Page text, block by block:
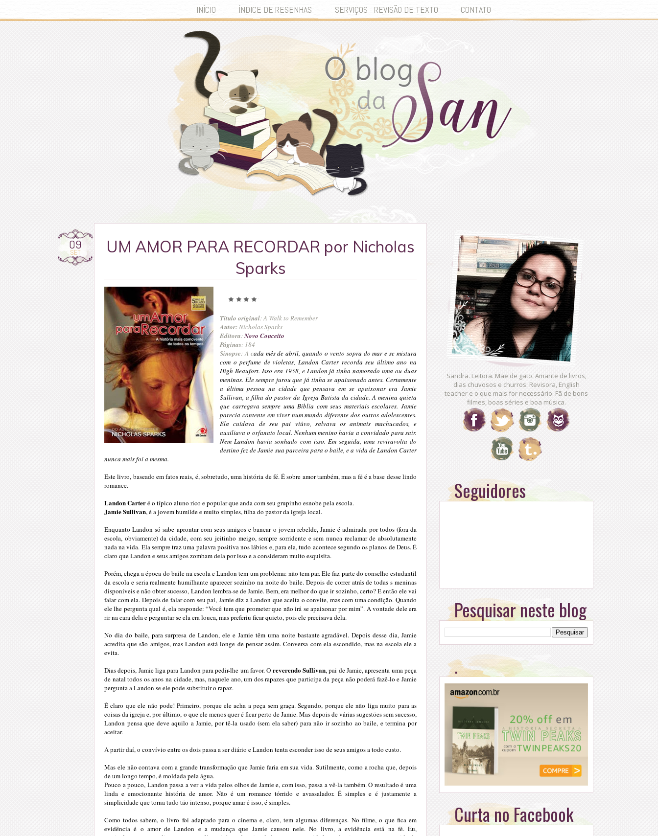
INÍCIO ÍNDICE DE RESENHAS SERVIÇOS - REVISÃO DE TEXTO CONTATO
09
SET
UM AMOR PARA RECORDAR por Nicholas
Sparks
Título original: A Walk to Remember
Autor: Nicholas Sparks
Editora:Novo Conceito
Páginas: 184
Sinopse: A cada mês de abril, quando o vento sopra do mar e se mistura
com o perfume de violetas, Landon Carter recorda seu último ano na
High Beaufort. Isso era 1958, e Landon já tinha namorado uma ou duas
meninas. Ele sempre jurou que já tinha se apaixonado antes. Certamente
a última pessoa na cidade que pensava em se apaixonar era Jamie
Sullivan, a filha do pastor da Igreja Batista da cidade. A menina quieta
que carregava sempre uma Bíblia com seus materiais escolares. Jamie
parecia contente em viver num mundo diferente dos outros adolescentes.
Ela cuidava de seu pai viúvo, salvava os animais machucados, e
auxiliava o orfanato local. Nenhum menino havia a convidado para sair.
Nem Landon havia sonhado com isso. Em seguida, uma reviravolta do
destino fez de Jamie sua parceira para o baile, e a vida de Landon Carter
nunca mais foi a mesma.
Este livro, baseado em fatos reais, é, sobretudo, uma história de fé. É sobre amor também, mas a fé é a base desse lindo
romance.
Landon Carteré o típico aluno rico e popular que anda com seu grupinho esnobe pela escola.
Jamie Sullivan, é a jovem humilde e muito simples, filha do pastor da igreja local.
Enquanto Landon só sabe aprontar com seus amigos e bancar o jovem rebelde, Jamie é admirada por todos (fora da
escola, obviamente) da cidade, com seu jeitinho meigo, sempre sorridente e sem nunca reclamar de absolutamente
nada na vida. Ela sempre traz uma palavra positiva nos lábios e, para ela, tudo acontece segundo os planos de Deus. É
claro que Landon e seus amigos zombam dela por isso e a consideram muito esquisita.
Porém, chega a época do baile na escola e Landon tem um problema: não tem par. Ele faz parte do conselho estudantil
da escola e seria realmente humilhante aparecer sozinho na noite do baile. Depois de correr atrás de todas s meninas
disponíveis e não obter sucesso, Landon lembra-se de Jamie. Bem, era melhor do que ir sozinho, certo? E então ele vai
falar com ela. Depois de falar com seu pai, Jamie diz a Landon que aceita o convite, mas com uma condição. Quando
ele lhe pergunta qual é, ela responde: “Você tem que prometer que não irá se apaixonar por mim”. A vontade dele era
rir na cara dela e perguntar se ela era louca, mas preferiu ficar quieto, pois ele precisava dela.
No dia do baile, para surpresa de Landon, ele e Jamie têm uma noite bastante agradável. Depois desse dia, Jamie
acredita que são amigos, mas Landon está longe de pensar assim. Conversa com ela escondido, mas na escola ele a
evita.
Dias depois, Jamie liga para Landon para pedir-lhe um favor. O reverendo Sullivan, pai de Jamie, apresenta uma peça
de natal todos os anos na cidade, mas, naquele ano, um dos rapazes que participa da peça não poderá fazê-lo e Jamie
pergunta a Landon se ele pode substituir o rapaz.
É claro que ele não pode! Primeiro, porque ele acha a peça sem graça. Segundo, porque ele não liga muito para as
coisas da igreja e, por último, o que ele menos quer é ficar perto de Jamie. Mas depois de várias sugestões sem sucesso,
Landon pensa que deve aquilo a Jamie, por tê-la usado (sem ela saber) para não ir sozinho ao baile, e termina por
aceitar.
A partir daí, o convívio entre os dois passa a ser diário e Landon tenta esconder isso de seus amigos a todo custo.
Mas ele não contava com a grande transformação que Jamie faria em sua vida. Sutilmente, como a rocha que, depois
de um longo tempo, é moldada pela água.
Pouco a pouco, Landon passa a ver a vida pelos olhos de Jamie e, com isso, passa a vê-la também. O resultado é uma
linda e emocionante história de amor. Não é um romance tórrido e avassalador. É simples e é justamente a
simplicidade que torna tudo tão intenso, porque amar é isso, é simples.
Como todos sabem, o livro foi adaptado para o cinema e, claro, tem algumas diferenças. No filme, o que fica em
evidência é o amor de Landon e a mudança que Jamie causou nele. No livro, a evidência está na fé. Eu,
Sandra. Leitora. Mãe de gato. Amante de livros,
dias chuvosos e churros. Revisora, English
teacher e o que mais for necessário. Fã de bons
filmes, boas séries e boa música.
Seguidores
Pesquisar neste blog
.
Curta no Facebook